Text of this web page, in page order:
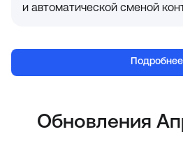
и автоматической сменой
Подробнее
Обновления